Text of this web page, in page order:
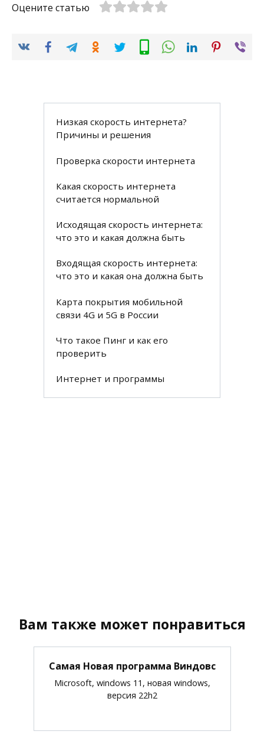
Оцените статью
Низкая скорость интернета?
Причины и решения
Проверка скорости интернета
Какая скорость интернета
считается нормальной
Исходящая скорость интернета:
что это и какая должна быть
Входящая скорость интернета:
что это и какая она должна быть
Карта покрытия мобильной
связи 4G и 5G в России
Что такое Пинг и как его
проверить
Интернет и программы
Вам также может понравиться
Самая Новая программа Виндовс
Microsoft, windows 11, новая windows,
версия 22h2